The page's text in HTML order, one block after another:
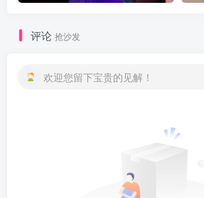
评论 抢沙发
欢迎您留下宝贵的见解！